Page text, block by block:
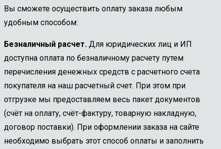
Вы сможете осуществить оплату заказа любым
удобным способом:
Безналичный расчет. Для юридических лиц и ИП
доступна оплата по безналичному расчету путем
перечисления денежных средств с расчетного счета
покупателя на наш расчетный счет. При этом при
отгрузке мы предоставляем весь пакет документов
(счёт на оплату, счёт-фактуру, товарную накладную,
договор поставки). При оформлении заказа на сайте
необходимо выбрать этот способ оплаты и заполнить